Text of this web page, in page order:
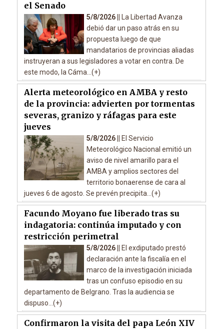
el Senado
5/8/2026 ||
La Libertad Avanza
debió dar un paso atrás en su
propuesta luego de que
mandatarios de provincias aliadas
instruyeran a sus legisladores a votar en contra. De
este modo, la Cáma...(+)
Alerta meteorológico en AMBA y resto
de la provincia: advierten por tormentas
severas, granizo y ráfagas para este
jueves
5/8/2026 ||
El Servicio
Meteorológico Nacional emitió un
aviso de nivel amarillo para el
AMBA y amplios sectores del
territorio bonaerense de cara al
jueves 6 de agosto. Se prevén precipita...(+)
Facundo Moyano fue liberado tras su
indagatoria: continúa imputado y con
restricción perimetral
5/8/2026 ||
El exdiputado prestó
declaración ante la fiscalía en el
marco de la investigación iniciada
tras un confuso episodio en su
departamento de Belgrano. Tras la audiencia se
dispuso...(+)
Confirmaron la visita del papa León XIV